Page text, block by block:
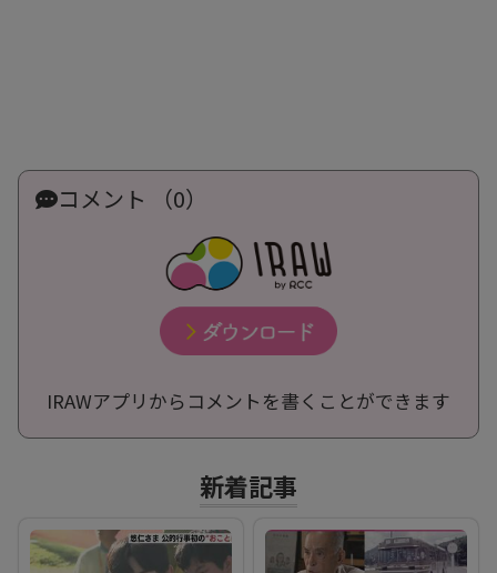
コメント （0）
IRAWアプリからコメントを書くことができます
新着記事